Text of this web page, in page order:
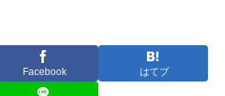
Facebook はてブ